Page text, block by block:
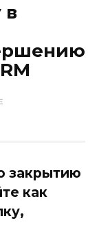
в
закрытию
как